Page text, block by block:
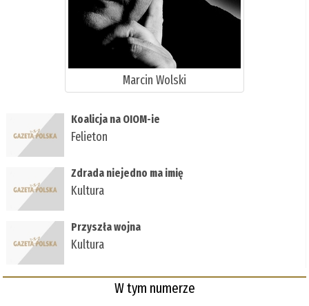
Marcin Wolski
Koalicja na OIOM-ie
Felieton
Zdrada niejedno ma imię
Kultura
Przyszła wojna
Kultura
W tym numerze